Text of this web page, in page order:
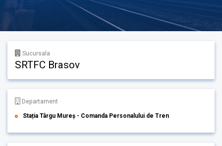
Sucursala
SRTFC Brasov
Departament
Stația Târgu Mureș - Comanda Personalului de Tren